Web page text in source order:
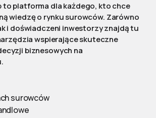
to platforma dla każdego, kto chce
wiedzę o rynku surowców. Zarówno
i doświadczeni inwestorzy znajdą tu
wspierające skuteczne
biznesowych na
surowców